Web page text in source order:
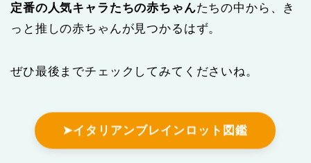
定番の人気キャラたちの赤ちゃんたちの中から、き
っと推しの赤ちゃんが見つかるはず。
ぜひ最後までチェックしてみてくださいね。
➤イタリアンブレインロット図鑑